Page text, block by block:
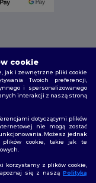
cookie
jak i zewnętrzne pliki cookie
Twoich preferencji,
i spersonalizowanego
interakcji z naszą stroną
dotyczącymi plików
nie mogą zostać
Możesz jednak
plików cookie, takie jak te
korzystamy z plików cookie,
się z naszą Polityką